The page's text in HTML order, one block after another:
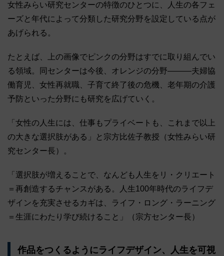
女性みらい研究センターの特徴のひとつに、人生の各フェ
ーズと年代によって分類した研究分野を設定している点が
あげられる。
たとえば、上の画像でピンクの分野はすでに取り組んでい
る領域。同センターは今後、オレンジの分野―――夫婦協
働育児、女性再就職、子育て終了後の危機、老年期の介護
予防といった分野にも研究を広げていく。
「女性の人生には、仕事もプライベートも、これまで以上
の大きな選択肢がある」と宗方比佐子教授（女性みらい研
究センター長）。
「選択肢が増えることで、なんども人生をリ・クリエート
＝再創造するチャンスがある。人生100年時代のライフデ
ザインを充実させるカギは、ライフ・ロング・ラーニング
＝生涯にわたり学び続けること」（宗方センター長）
作品をつくるようにライフデザイン、人生を可視